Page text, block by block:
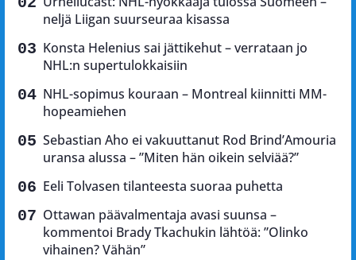
neljä Liigan suurseuraa kisassa
Konsta Helenius sai jättikehut – verrataan jo
NHL:n supertulokkaisiin
NHL-sopimus kouraan – Montreal kiinnitti MM-
hopeamiehen
Sebastian Aho ei vakuuttanut Rod Brind’Amouria
uransa alussa – ”Miten hän oikein selviää?”
Eeli Tolvasen tilanteesta suoraa puhetta
Ottawan päävalmentaja avasi suunsa –
kommentoi Brady Tkachukin lähtöä: ”Olinko
vihainen? Vähän”